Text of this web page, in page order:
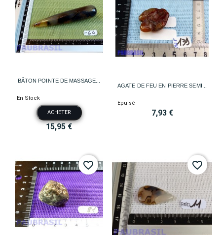
BÂTON POINTE DE MASSAGE...
En Stock
ACHETER
15,95 €
AGATE DE FEU EN PIERRE SEMI...
Epuisé
7,93 €
favorite_border favorite_border